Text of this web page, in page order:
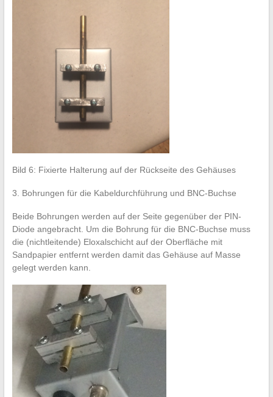
Bild 6: Fixierte Halterung auf der Rückseite des Gehäuses
3. Bohrungen für die Kabeldurchführung und BNC-Buchse
Beide Bohrungen werden auf der Seite gegenüber der PIN-
Diode angebracht. Um die Bohrung für die BNC-Buchse muss
die (nichtleitende) Eloxalschicht auf der Oberfläche mit
Sandpapier entfernt werden damit das Gehäuse auf Masse
gelegt werden kann.